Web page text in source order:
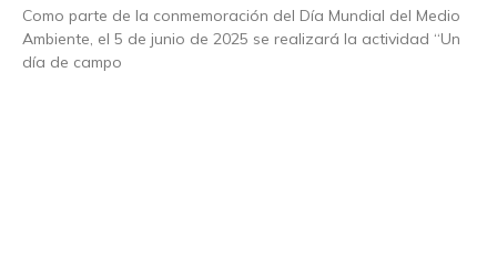
Como parte de la conmemoración del Día Mundial del Medio
Ambiente, el 5 de junio de 2025 se realizará la actividad “Un
día de campo